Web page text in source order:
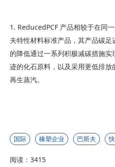
1. ReducedPCF 产品相较于在同
夫特性材料标准产品，其产品碳
的降低通过一系列积极减碳措施
迹的化石原料，以及采用更低排
再生蒸汽。
国际 橡塑企业 巴斯夫
阅读：3415